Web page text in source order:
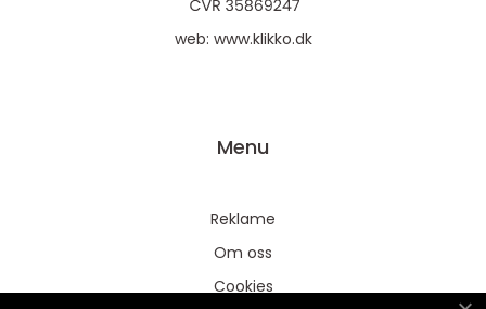
web: www.klikko.dk
Menu
Reklame
Om oss
Cookies